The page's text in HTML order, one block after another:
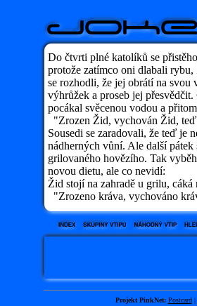
Do čtvrti plné katolíků se
protože zatímco oni dlabali
se rozhodli, že jej obrátí na svou
výhrůžek a proseb jej
pocákal svěcenou vodou a
"Zrozen Žid, vychován Žid,
Sousedi se zaradovali, že teď je
nádherných vůní. Ale další
grilovaného hovězího. Tak
novou dietu, ale co nevidí:
Žid stojí na zahradě u grilu,
"Zrozeno kráva, vychováno
Projekt PinkNet: Postcard|